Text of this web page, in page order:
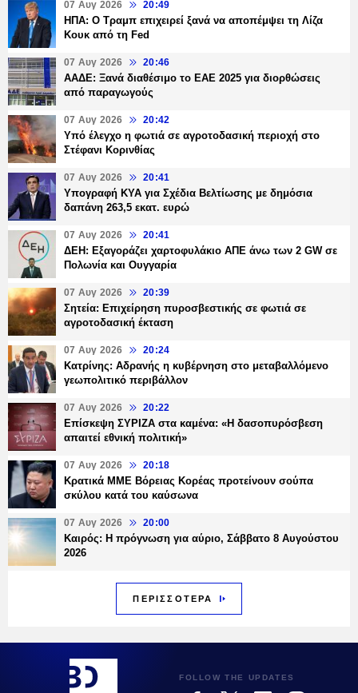
07 Αυγ 2026 20:49
ΗΠΑ: Ο Τραμπ επιχειρεί ξανά να αποπέμψει τη Λίζα
Κουκ από τη Fed
07 Αυγ 2026 20:46
ΑΑΔΕ: Ξανά διαθέσιμο το ΕΑΕ 2025 για διορθώσεις
από παραγωγούς
07 Αυγ 2026 20:42
Υπό έλεγχο η φωτιά σε αγροτοδασική περιοχή στο
Στέφανι Κορινθίας
07 Αυγ 2026 20:41
Υπογραφή ΚΥΑ για Σχέδια Βελτίωσης με δημόσια
δαπάνη 263,5 εκατ. ευρώ
07 Αυγ 2026 20:41
ΔΕΗ: Εξαγοράζει χαρτοφυλάκιο ΑΠΕ άνω των 2 GW σε
Πολωνία και Ουγγαρία
07 Αυγ 2026 20:39
Σητεία: Επιχείρηση πυροσβεστικής σε φωτιά σε
αγροτοδασική έκταση
07 Αυγ 2026 20:24
Κατρίνης: Αδρανής η κυβέρνηση στο μεταβαλλόμενο
γεωπολιτικό περιβάλλον
07 Αυγ 2026 20:22
Επίσκεψη ΣΥΡΙΖΑ στα καμένα: «Η δασοπυρόσβεση
απαιτεί εθνική πολιτική»
07 Αυγ 2026 20:18
Κρατικά ΜΜΕ Βόρειας Κορέας προτείνουν σούπα
σκύλου κατά του καύσωνα
07 Αυγ 2026 20:00
Καιρός: Η πρόγνωση για αύριο, Σάββατο 8 Αυγούστου
2026
ΠΕΡΙΣΣΟΤΕΡΑ
FOLLOW THE UPDATES